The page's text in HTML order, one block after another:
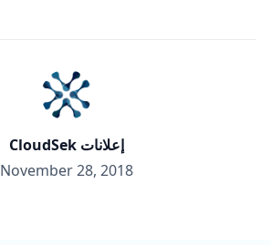
إعلانات CloudSek
November 28, 2018